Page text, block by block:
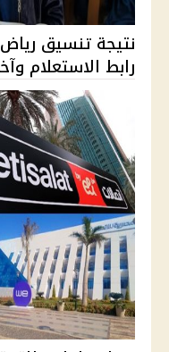
نتيجة تنسيق رياض
رابط الاستعلام